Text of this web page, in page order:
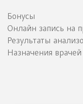
Бонусы
Онлайн запись на
Результаты
Назначения врачей